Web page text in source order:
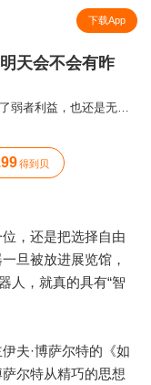
下载App
天会不会有昨
即使抛弃个人私利，保护了弱者利益，也还是无法实现真正的公平。
得到贝
，还是把选择自由
旦被放进展览馆，
人，就真的具有“智
夫·博萨尔特的《如
尔特从精巧的思想